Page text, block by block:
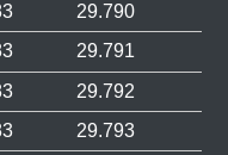
29.790
29.791
29.792
29.793